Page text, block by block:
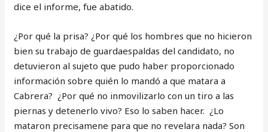
dice el informe, fue abatido.
¿Por qué la prisa? ¿Por qué los hombres que no hicieron
bien su trabajo de guardaespaldas del candidato, no
detuvieron al sujeto que pudo haber proporcionado
información sobre quién lo mandó a que matara a
Cabrera? ¿Por qué no inmovilizarlo con un tiro a las
piernas y detenerlo vivo? Eso lo saben hacer. ¿Lo
mataron precisamene para que no revelara nada? Son